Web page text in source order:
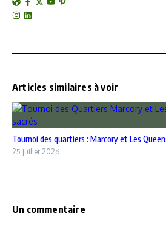
Articles similaires à voir
‎Tournoi des quartiers : Marcory et Les
25 juillet 2026
Un commentaire